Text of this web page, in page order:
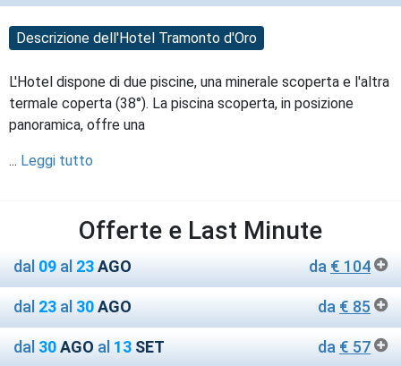
Descrizione dell'Hotel Tramonto d'Oro
L'Hotel dispone di due piscine, una minerale scoperta e l'altra
termale coperta (38°). La piscina scoperta, in posizione
panoramica, offre una
... Leggi tutto
Offerte e Last Minute
dal 09 al 23AGO da € 104
dal 23 al 30AGO da € 85
dal 30AGO al 13 SET da € 57